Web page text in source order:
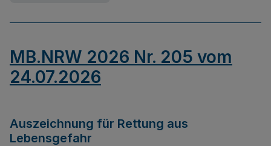
MB.NRW 2026 Nr. 205 vom
24.07.2026
Auszeichnung für Rettung aus
Lebensgefahr